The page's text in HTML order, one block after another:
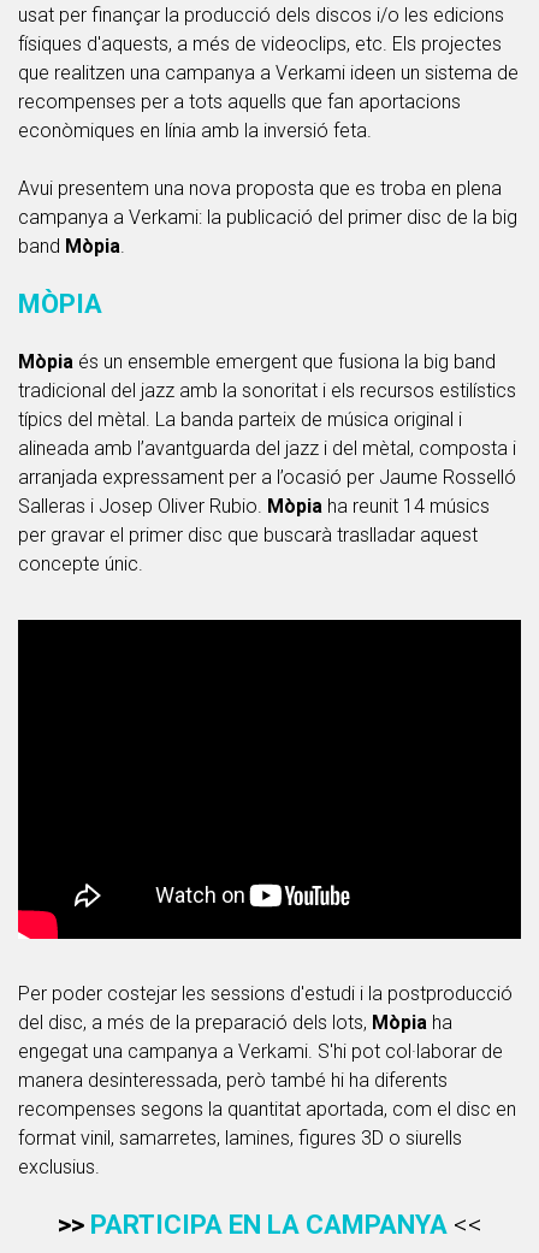
usat per finançar la producció dels discos i/o les edicions
físiques d'aquests, a més de videoclips, etc. Els projectes
que realitzen una campanya a Verkami ideen un sistema de
recompenses per a tots aquells que fan aportacions
econòmiques en línia amb la inversió feta.
Avui presentem una nova proposta que es troba en plena
campanya a Verkami: la publicació del primer disc de la big
band Mòpia.
MÒPIA
Mòpia és un ensemble emergent que fusiona la big band
tradicional del jazz amb la sonoritat i els recursos estilístics
típics del mètal. La banda parteix de música original i
alineada amb l’avantguarda del jazz i del mètal, composta i
arranjada expressament per a l’ocasió per Jaume Rosselló
Salleras i Josep Oliver Rubio. Mòpia ha reunit 14 músics
per gravar el primer disc que buscarà traslladar aquest
concepte únic.
Per poder costejar les sessions d'estudi i la postproducció
del disc, a més de la preparació dels lots, Mòpia ha
engegat una campanya a Verkami. S'hi pot col·laborar de
manera desinteressada, però també hi ha diferents
recompenses segons la quantitat aportada, com el disc en
format vinil, samarretes, lamines, figures 3D o siurells
exclusius.
>> PARTICIPA EN LA CAMPANYA <<